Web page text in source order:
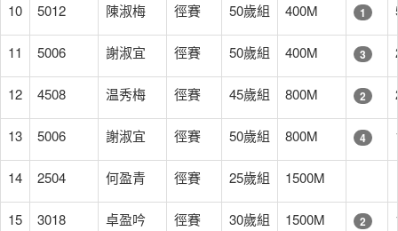
10 5012 陳淑梅 徑賽 50歲組 400M 1
11 5006 謝淑宜 徑賽 50歲組 400M 3
12 4508 温秀梅 徑賽 45歲組 800M 2
13 5006 謝淑宜 徑賽 50歲組 800M 4
14 2504 何盈青 徑賽 25歲組 1500M
15 3018 卓盈吟 徑賽 30歲組 1500M 2